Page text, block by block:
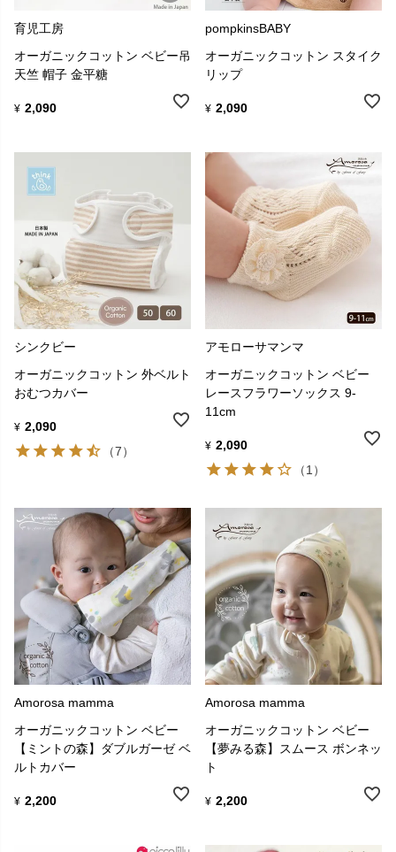
育児工房
オーガニックコットン ベビー吊
天竺 帽子 金平糖
¥ 2,090
pompkinsBABY
オーガニックコットン スタイク
リップ
¥ 2,090
シンクビー
オーガニックコットン 外ベルト
おむつカバー
¥ 2,090
（7）
アモローサマンマ
オーガニックコットン ベビー
レースフラワーソックス 9-
11cm
¥ 2,090
（1）
Amorosa mamma
オーガニックコットン ベビー
【ミントの森】ダブルガーゼ ベ
ルトカバー
¥ 2,200
Amorosa mamma
オーガニックコットン ベビー
【夢みる森】スムース ボンネッ
ト
¥ 2,200